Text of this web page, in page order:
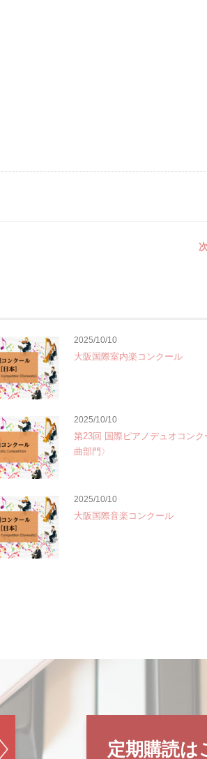
2025/10/10
大阪国際室内楽コンクール
2025/10/10
第23回 国際ピアノデュオコンク
曲部門〉
2025/10/10
大阪国際音楽コンクール
定期購読は